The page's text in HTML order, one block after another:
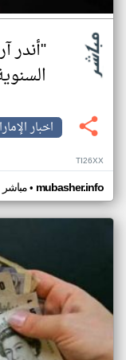
"أندر
اخبار
TI26XX
مباشر• mubasher.info